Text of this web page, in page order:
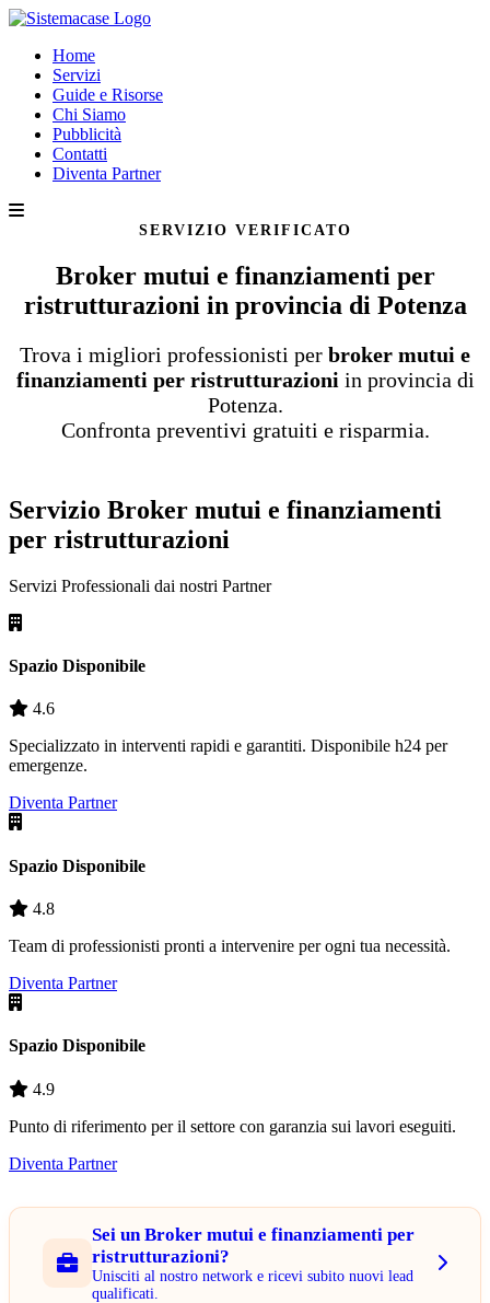
Home
Servizi
Guide e Risorse
Chi Siamo
Pubblicità
Contatti
Diventa Partner
SERVIZIO VERIFICATO
Broker mutui e finanziamenti per
ristrutturazioni in provincia di Potenza
Trova i migliori professionisti per broker mutui e
finanziamenti per ristrutturazioni in provincia di
Potenza.
Confronta preventivi gratuiti e risparmia.
Servizio Broker mutui e finanziamenti
per ristrutturazioni
Servizi Professionali dai nostri Partner
Spazio Disponibile
4.6
Specializzato in interventi rapidi e garantiti. Disponibile h24 per
emergenze.
Diventa Partner
Spazio Disponibile
4.8
Team di professionisti pronti a intervenire per ogni tua necessità.
Diventa Partner
Spazio Disponibile
4.9
Punto di riferimento per il settore con garanzia sui lavori eseguiti.
Diventa Partner
Sei un Broker mutui e finanziamenti per
ristrutturazioni?
Unisciti al nostro network e ricevi subito nuovi lead
qualificati.